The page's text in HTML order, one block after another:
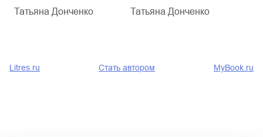
Татьяна Донченко
Татьяна Донченко
Litres.ru Стать автором MyBook.ru